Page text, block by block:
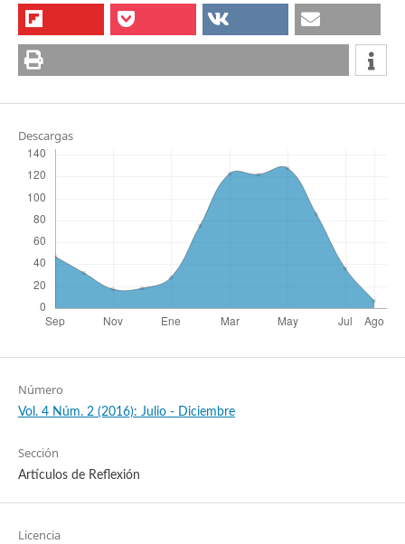
Descargas
Número
Vol. 4 Núm. 2 (2016): Julio - Diciembre
Sección
Artículos de Reflexión
Licencia